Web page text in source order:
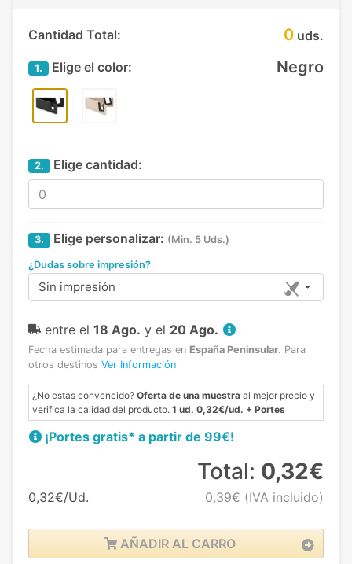
Cantidad Total: 0 uds.
1. Elige el color: Negro
2. Elige cantidad:
3. Elige personalizar: (Min. 5 Uds.)
¿Dudas sobre impresión?
Sin impresión
entre el 18 Ago. y el 20 Ago.
Fecha estimada para entregas en España Peninsular. Para
otros destinos Ver Información
¿No estas convencido? Oferta de una muestra al mejor precio y
verifica la calidad del producto. 1 ud. 0,32€/ud. + Portes
¡Portes gratis* a partir de 99€!
0,32€/Ud.
Total: 0,32€
0,39€ (IVA incluido)
AÑADIR AL CARRO